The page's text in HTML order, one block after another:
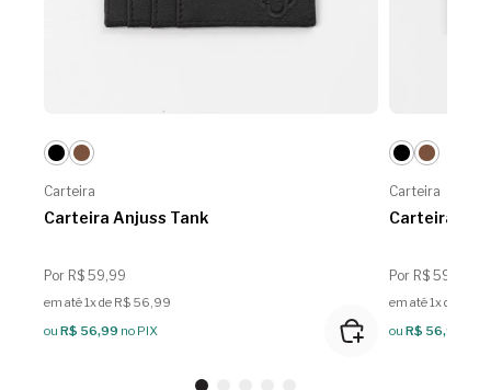
Carteira
Carteira Anjuss Tank
Por R$ 59,99
em até 1x de R$ 56,99
ou R$ 56,99 no PIX
Carteira
Carteira
Por R$ 59,99
em até 1x de R$
ou R$ 56,99